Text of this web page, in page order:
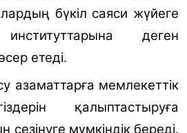
бүкіл саяси жүйеге
деген
етеді.
азаматтарға мемлекеттік
қалыптастыруға
сезінуге мүмкіндік береді.